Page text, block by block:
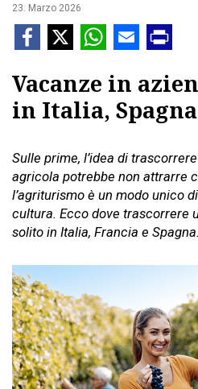
23. Marzo 2026
Vacanze in
in Italia,
Sulle prime, l’idea di
agricola potrebbe non attrarre
l’agriturismo è un modo unico
cultura. Ecco dove trascorrere
solito in Italia, Francia e Spagna.